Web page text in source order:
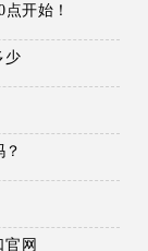
开始！
少
网